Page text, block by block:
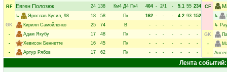
RF
Евген Полозюк 24 138 Км4 Д4 Пк4 404 - 2/1 - 5.1 55 234
↳
Ярослав Кусил, 98 18 58 Пк 162 - - - 4.2 93 152
GK
Кирилл Самойленко 25 74 В - - - - - -
-
-
Адам Якубу 17 48 Пк - - - - - -
-
-
Хевисон Беннетте 16 45 Пк - - - - - -
-
-
Артур Рябов 17 62 Пк - - - - - - -
CF
↳
↳
GK
-
-
Лента событий: